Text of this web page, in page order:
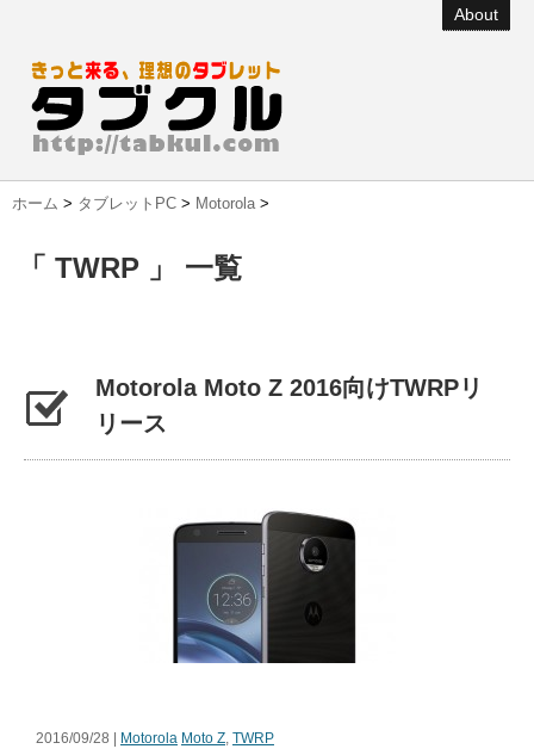
About
ホーム > タブレットPC > Motorola >
「 TWRP 」 一覧
Motorola Moto Z 2016向けTWRPリ
リース
2016/09/28 | Motorola Moto Z, TWRP